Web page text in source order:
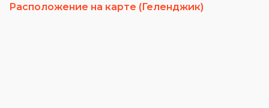
Расположение на карте (Геленджик)